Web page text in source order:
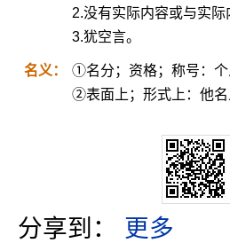
2.没有实际内容或与实际
3.犹空言。
名义：
①名分；资格；称号：
②表面上；形式上：他
分享到： 更多